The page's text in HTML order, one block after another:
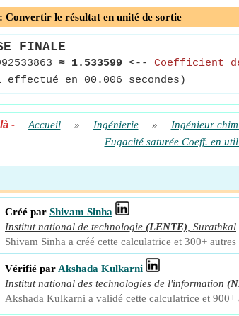
Convertir le résultat en unité de sortie
FINALE
≈ 1.533599 <-- Coefficient
effectué en 00.006 secondes)
- Accueil » Ingénierie » Ingénieur
Fugacité saturée Coeff. en
Créé par Shivam Sinha
Institut national de technologie (LENTE) Surathkal
Shivam Sinha a créé cette calculatrice et 300+
Vérifié par Akshada Kulkarni
Institut national des technologies de l'information
Akshada Kulkarni a validé cette calculatrice et 900+